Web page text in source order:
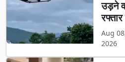
उड़ने
Aug
2026